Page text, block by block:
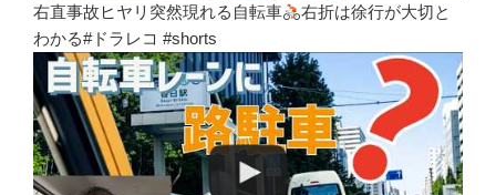
右直事故ヒヤリ突然現れる自転車
右折は徐行が大切と
わかる#ドラレコ #shorts